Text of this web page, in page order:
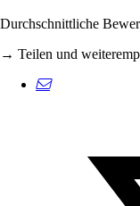
Durchschnittliche
→ Teilen und